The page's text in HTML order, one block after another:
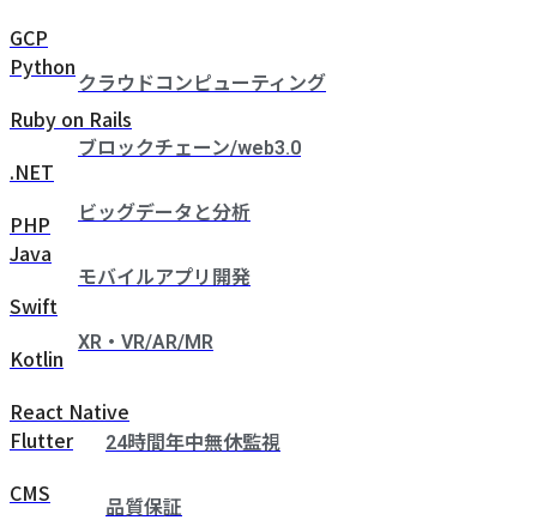
GCP
Python
Ruby on Rails
.NET
PHP
Java
Swift
Kotlin
React Native
Flutter
CMS
クラウドコンピューティング
ブロックチェーン/web3.0
ビッグデータと分析
モバイルアプリ開発
XR・VR/AR/MR
24時間年中無休監視
品質保証